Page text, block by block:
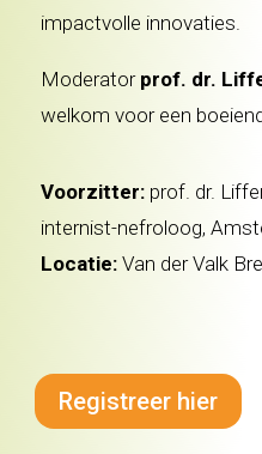
impactvolle innovaties.
Moderator prof. dr.
welkom voor een
Voorzitter: prof. dr.
internist-nefroloog,
Locatie: Van der Valk
Registreer hier